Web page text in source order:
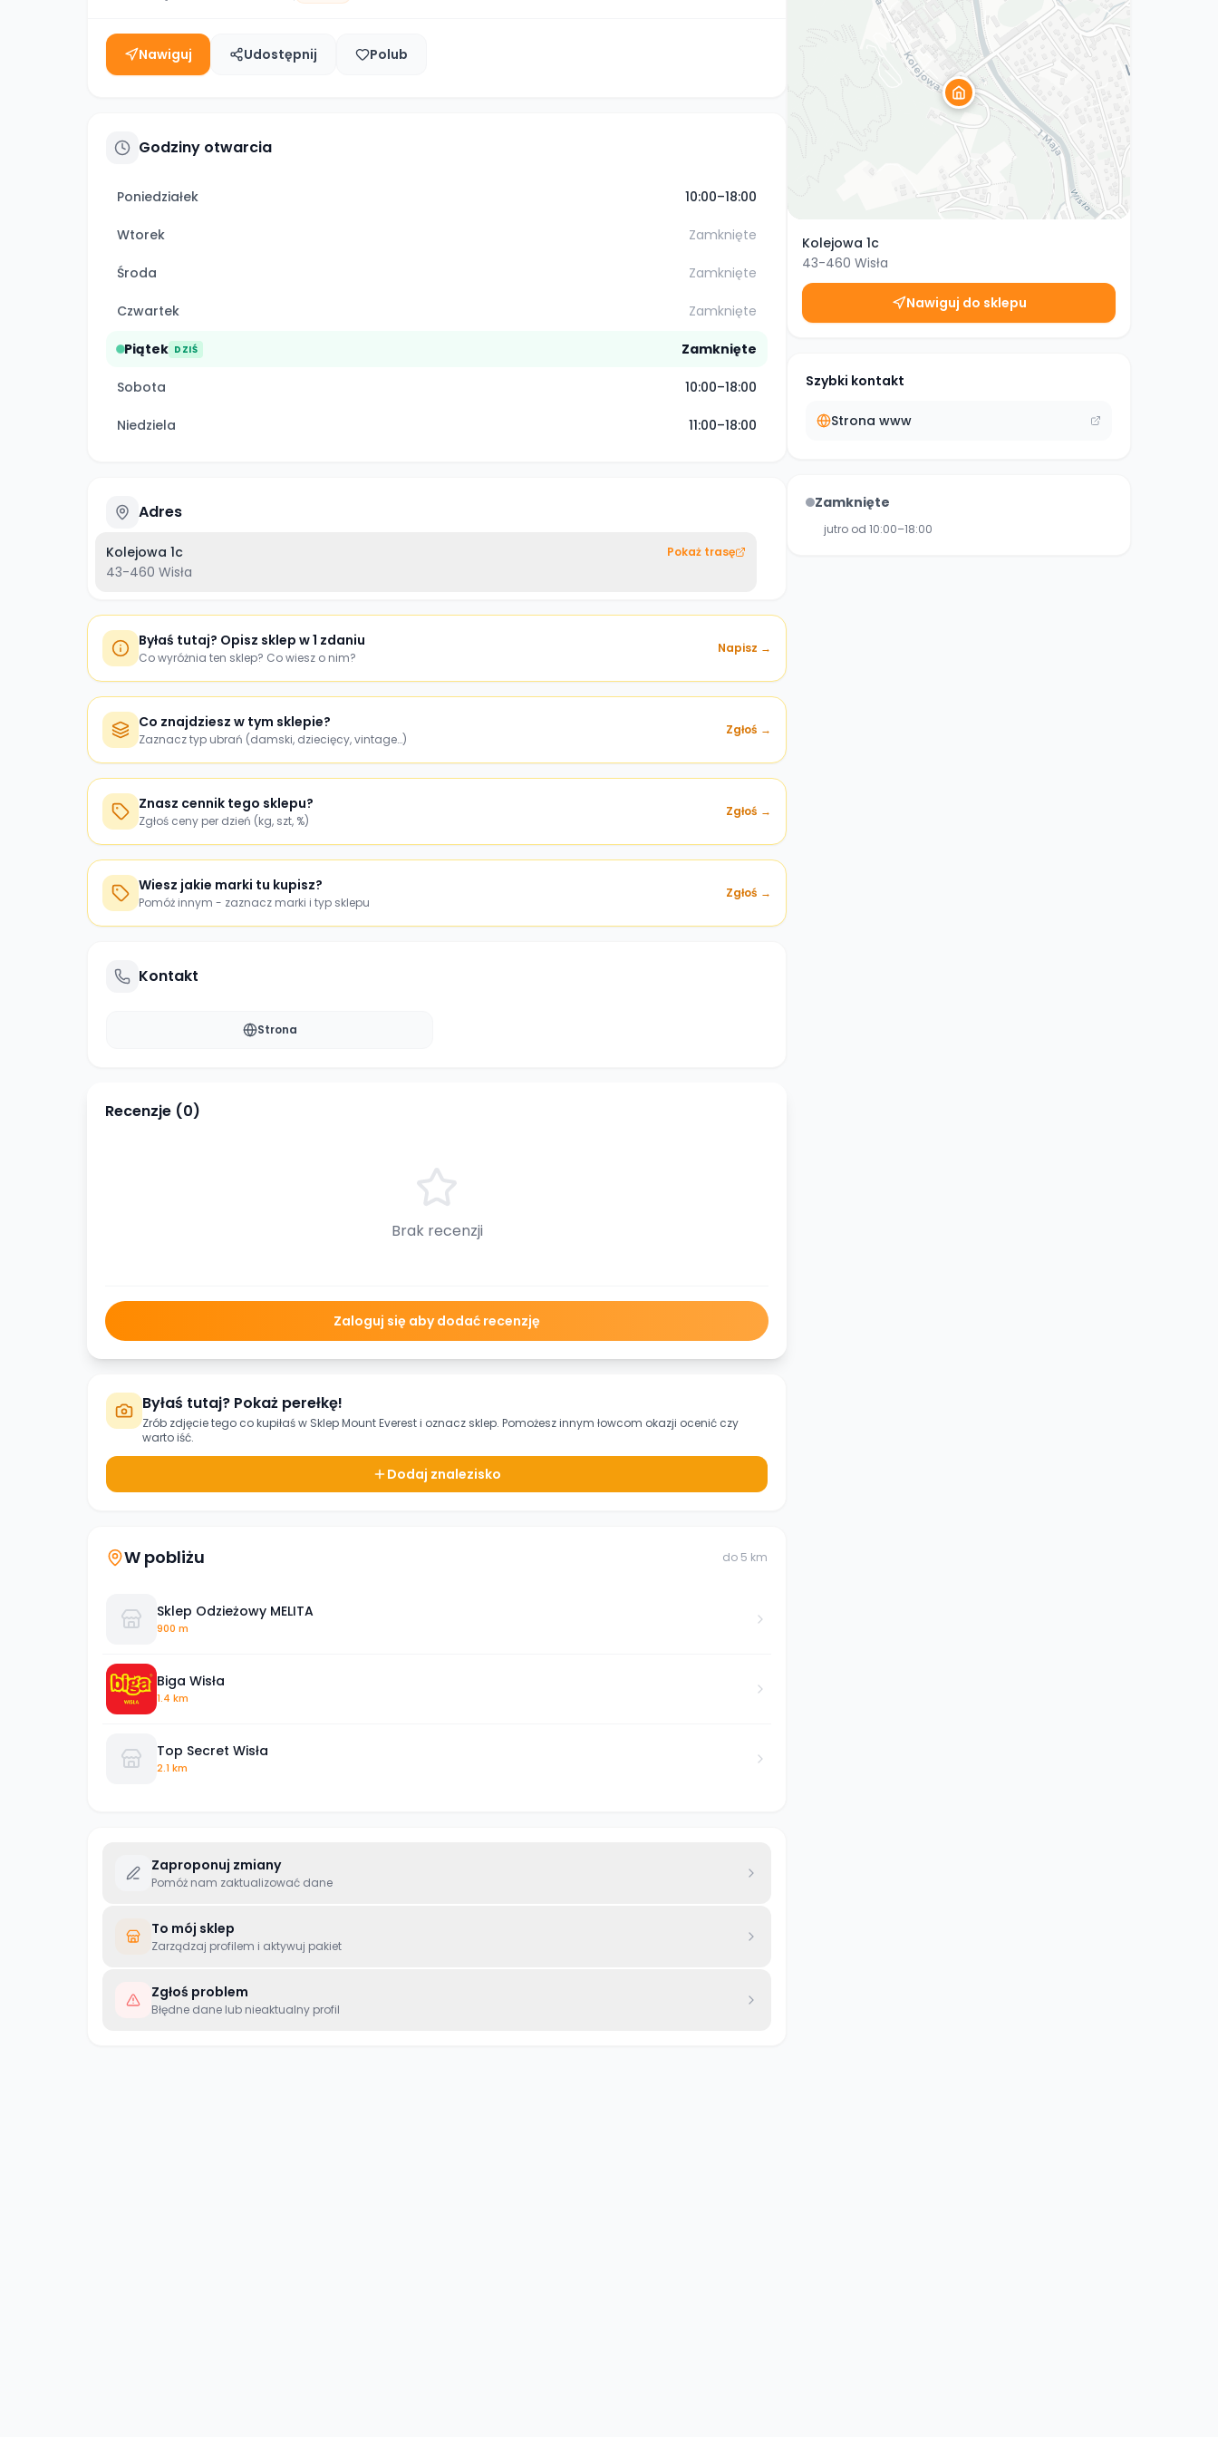
Nawiguj Udostępnij Polub
Godziny otwarcia
Poniedziałek 10:00–18:00
Wtorek Zamknięte
Środa Zamknięte
Czwartek Zamknięte
Piątek DZIŚ Zamknięte
Sobota 10:00–18:00
Niedziela 11:00–18:00
Adres
Kolejowa 1c
43-460 Wisła
Pokaż trasę
Byłaś tutaj? Opisz sklep w 1 zdaniu
Co wyróżnia ten sklep? Co wiesz o nim?
Napisz →
Co znajdziesz w tym sklepie?
Zaznacz typ ubrań (damski, dziecięcy, vintage…)
Zgłoś →
Znasz cennik tego sklepu?
Zgłoś ceny per dzień (kg, szt, %)
Zgłoś →
Wiesz jakie marki tu kupisz?
Pomóż innym - zaznacz marki i typ sklepu
Zgłoś →
Kontakt
Strona
Recenzje (0)
Brak recenzji
Zaloguj się aby dodać recenzję
Byłaś tutaj? Pokaż perełkę!
Zrób zdjęcie tego co kupiłaś w Sklep Mount Everesti oznacz sklep. Pomożesz innym łowcom okazji ocenić czy
warto iść.
Dodaj znalezisko
W pobliżu do 5 km
Sklep Odzieżowy MELITA
900 m
Biga Wisła
1.4 km
Top Secret Wisła
2.1 km
Zaproponuj zmiany
Pomóż nam zaktualizować dane
To mój sklep
Zarządzaj profilem i aktywuj pakiet
Zgłoś problem
Błędne dane lub nieaktualny profil
Kolejowa 1c
43-460 Wisła
Nawiguj do sklepu
Szybki kontakt
Strona www
Zamknięte
jutro od 10:00–18:00